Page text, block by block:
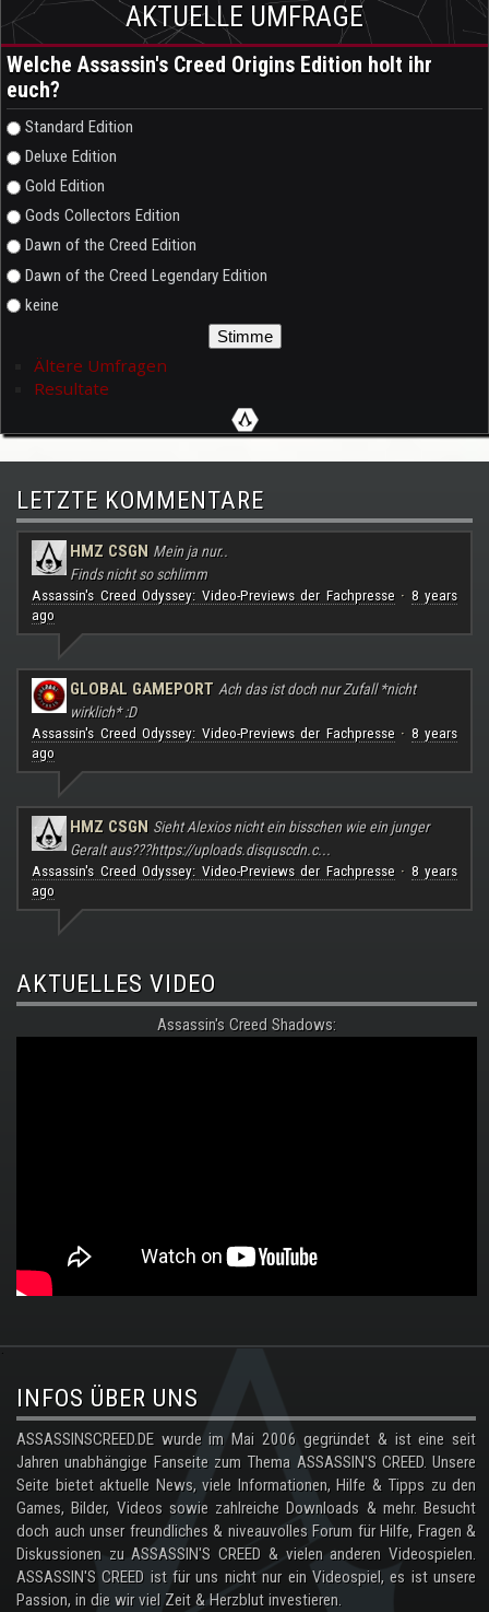
AKTUELLE UMFRAGE
Welche Assassin's Creed Origins Edition holt ihr
euch?
Auswahlmöglichkeiten
Standard Edition
Deluxe Edition
Gold Edition
Gods Collectors Edition
Dawn of the Creed Edition
Dawn of the Creed Legendary Edition
keine
Ältere Umfragen
Resultate
LETZTE KOMMENTARE
HMZ CSGN Mein ja nur..
Finds nicht so schlimm
Assassin's Creed Odyssey: Video-Previews der Fachpresse· 8 years
ago
GLOBAL GAMEPORT Ach das ist doch nur Zufall *nicht
wirklich* :D
Assassin's Creed Odyssey: Video-Previews der Fachpresse· 8 years
ago
HMZ CSGN Sieht Alexios nicht ein bisschen wie ein junger
Geralt aus???https://uploads.disquscdn.c...
Assassin's Creed Odyssey: Video-Previews der Fachpresse· 8 years
ago
AKTUELLES VIDEO
Assassin's Creed Shadows:
.
INFOS ÜBER UNS
ASSASSINSCREED.DE wurde im Mai 2006 gegründet & ist eine seit
Jahren unabhängige Fanseite zum Thema ASSASSIN'S CREED. Unsere
Seite bietet aktuelle News, viele Informationen, Hilfe & Tipps zu den
Games, Bilder, Videos sowie zahlreiche Downloads & mehr. Besucht
doch auch unser freundliches & niveauvolles Forum für Hilfe, Fragen &
Diskussionen zu ASSASSIN'S CREED & vielen anderen Videospielen.
ASSASSIN'S CREED ist für uns nicht nur ein Videospiel, es ist unsere
Passion, in die wir viel Zeit & Herzblut investieren.